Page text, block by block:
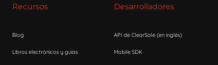
Recursos
Blog
Libros electrónicos y guías
Desarrolladores
API de ClearSale (en inglés)
Mobile SDK